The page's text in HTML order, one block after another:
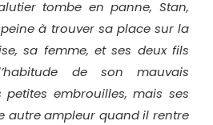
tombe en panne, Stan,
à trouver sa place sur la
sa femme, et ses deux fils
de son mauvais
embrouilles, mais ses
autre ampleur quand il rentre